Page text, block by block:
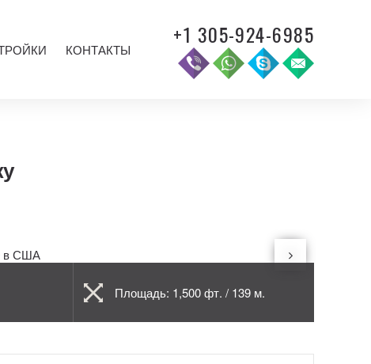
КОНТАКТЫ
+1 305-924-6985
Площадь: 1,500 фт. / 139 м.